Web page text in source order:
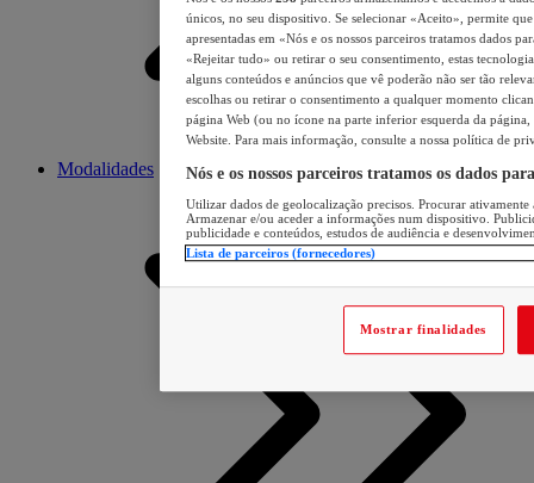
Modalidades
únicos, no seu dispositivo. Se selecionar «Aceito», permite
apresentadas em «Nós e os nossos parceiros tratamos dados
«Rejeitar tudo» ou retirar o seu consentimento, estas
alguns conteúdos e anúncios que vê poderão não ser tão
escolhas ou retirar o consentimento a qualquer momento
página Web (ou no ícone na parte inferior esquerda da página,
Website. Para mais informação, consulte a nossa política de
Nós e os nossos parceiros tratamos os dados
Utilizar dados de geolocalização precisos. Procurar
Armazenar e/ou aceder a informações num dispositivo.
publicidade e conteúdos, estudos de audiência e
Lista de parceiros (fornecedores)
Mostrar finalidades